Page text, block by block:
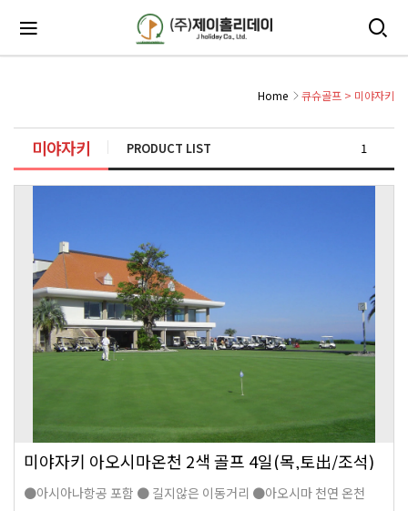
Home 큐슈골프 > 미야자키
미야자키 PRODUCT LIST 1
미야자키 아오시마온천 2색 골프 4일(목,토出/조석)
●아시아나항공 포함 ● 길지않은 이동거리 ●아오시마 천연 온천